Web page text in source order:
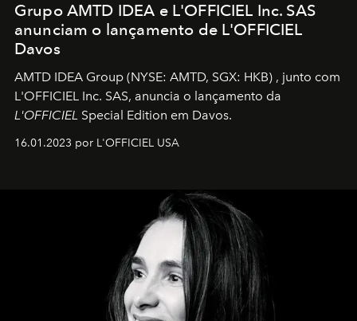
Grupo AMTD IDEA e L'OFFICIEL Inc. SAS
anunciam o lançamento de L'OFFICIEL
Davos
AMTD IDEA Group (NYSE: AMTD, SGX: HKB) , junto com
L'OFFICIEL Inc. SAS, anuncia o lançamento da
L'OFFICIEL Special Edition em Davos.
16.01.2023 por L'OFFICIEL USA